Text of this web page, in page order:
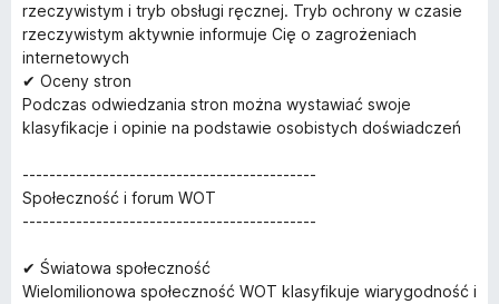
rzeczywistym i tryb obsługi ręcznej. Tryb ochrony w czasie
rzeczywistym aktywnie informuje Cię o zagrożeniach
internetowych
✔ Oceny stron
Podczas odwiedzania stron można wystawiać swoje
klasyfikacje i opinie na podstawie osobistych doświadczeń
--------------------------------------------
Społeczność i forum WOT
--------------------------------------------
✔ Światowa społeczność
Wielomilionowa społeczność WOT klasyfikuje wiarygodność i